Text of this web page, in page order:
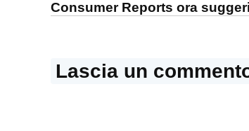
Consumer Reports ora
Lascia un